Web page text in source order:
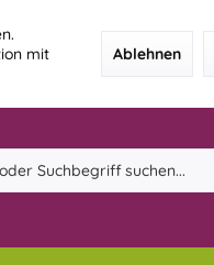
mit
Ablehnen